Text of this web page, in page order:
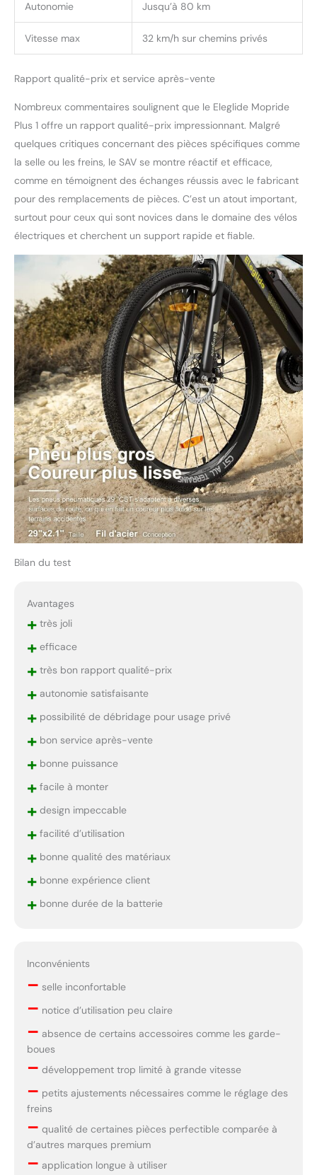
être utilisés pour la
conduite de nuit. 【21
vitesses】Le vélo
dérailleurs professionnels.
vitesses et l'arrière a 7
vitesses. Avec l'aide des
dérailleurs, vous pouvez
profiter d'une conduite
plus rapide et plus facile.
【Affichage LCD
intelligent】MTB dispose
d'un écran LCD intelligent
informations telles que la
vitesse, la distance et le
niveau de la batterie. Il
vous permet d'activer
plusieurs fonctions avec
des opérations simples
sur l'écran, ce qui rend
votre conduite plus facile.
【Bon choix pour
l'aventure et le
tourisme】 L'e-bike
Eleglide est disponible
pré-assemblé à 85%. Le
manuel d'utilisation est
disponible en 5 langues,
anglais, français,
allemand, italien et
espagnol. Si vous avez
des questions
(réparations, pièces de
rechange, aide au
explorations en plein air!
électrique Eleglide de 29
taille des pneus est de 29
taille. La nouvelle version
Plus avec APP est en
contrôler votre vélo via
vélo, la définition d'un
mot de passe et le
réglage du délai d'attente
votre trajet plus
intelligent et plus facile.
Remarque : après avoir
vous avez des questions,
vous pouvez nous
contacter à temps. S'il y a
Autonomie Jusqu’à 80 km
Vitesse max 32 km/h sur chemins privés
Rapport qualité-prix et service après-vente
Nombreux commentaires soulignent que le Eleglide Mopride
Plus 1 offre un rapport qualité-prix impressionnant. Malgré
quelques critiques concernant des pièces spécifiques comme
la selle ou les freins, le SAV se montre réactif et efficace,
comme en témoignent des échanges réussis avec le fabricant
pour des remplacements de pièces. C’est un atout important,
surtout pour ceux qui sont novices dans le domaine des vélos
électriques et cherchent un support rapide et fiable.
Bilan du test
Avantages
+très joli
+efficace
+très bon rapport qualité-prix
+autonomie satisfaisante
+possibilité de débridage pour usage privé
+bon service après-vente
+bonne puissance
+facile à monter
+design impeccable
+facilité d’utilisation
+bonne qualité des matériaux
+bonne expérience client
+bonne durée de la batterie
Inconvénients
– selle inconfortable
– notice d’utilisation peu claire
– absence de certains accessoires comme les garde-
boues
– développement trop limité à grande vitesse
– petits ajustements nécessaires comme le réglage des
freins
– qualité de certaines pièces perfectible comparée à
d’autres marques premium
– application longue à utiliser